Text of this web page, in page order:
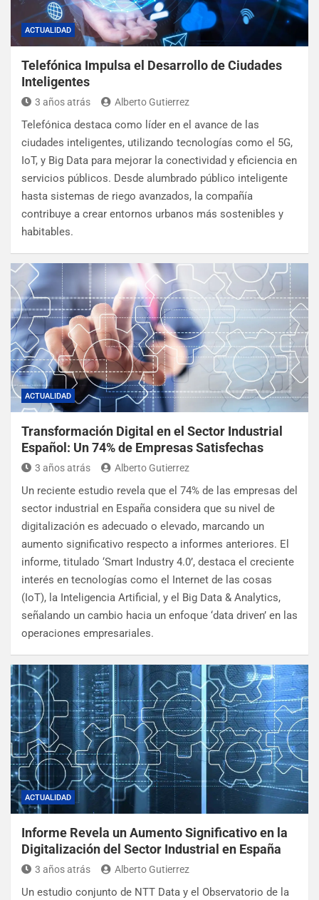
ACTUALIDAD
Telefónica Impulsa el Desarrollo de Ciudades
Inteligentes
3 años atrás Alberto Gutierrez
Telefónica destaca como líder en el avance de las
ciudades inteligentes, utilizando tecnologías como el 5G,
IoT, y Big Data para mejorar la conectividad y eficiencia en
servicios públicos. Desde alumbrado público inteligente
hasta sistemas de riego avanzados, la compañía
contribuye a crear entornos urbanos más sostenibles y
habitables.
ACTUALIDAD
Transformación Digital en el Sector Industrial
Español: Un 74% de Empresas Satisfechas
3 años atrás Alberto Gutierrez
Un reciente estudio revela que el 74% de las empresas del
sector industrial en España considera que su nivel de
digitalización es adecuado o elevado, marcando un
aumento significativo respecto a informes anteriores. El
informe, titulado ‘Smart Industry 4.0’, destaca el creciente
interés en tecnologías como el Internet de las cosas
(IoT), la Inteligencia Artificial, y el Big Data & Analytics,
señalando un cambio hacia un enfoque ‘data driven’ en las
operaciones empresariales.
ACTUALIDAD
Informe Revela un Aumento Significativo en la
Digitalización del Sector Industrial en España
3 años atrás Alberto Gutierrez
Un estudio conjunto de NTT Data y el Observatorio de la